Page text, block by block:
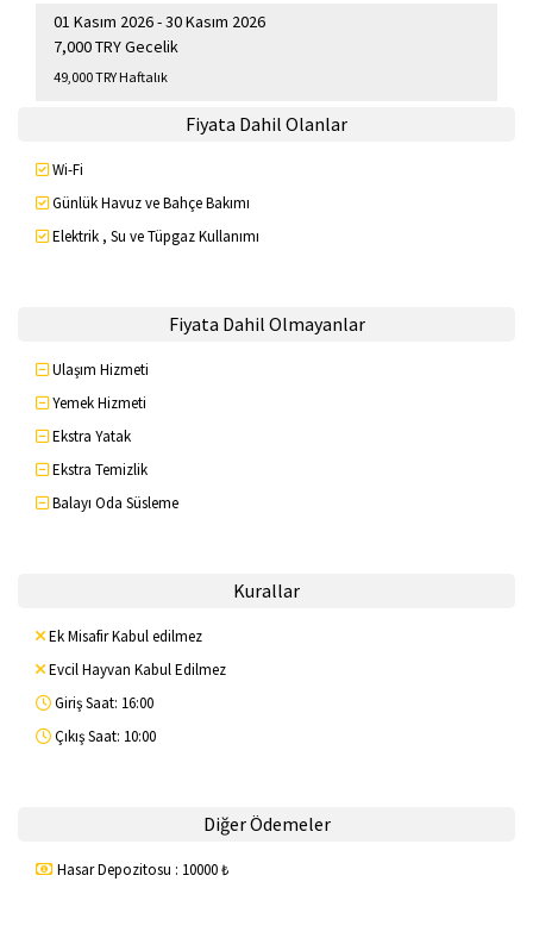
01 Kasım 2026 - 30 Kasım 2026
7,000 TRY Gecelik
49,000 TRY Haftalık
Fiyata Dahil Olanlar
Wi-Fi
Günlük Havuz ve Bahçe Bakımı
Elektrik , Su ve Tüpgaz Kullanımı
Fiyata Dahil Olmayanlar
Ulaşım Hizmeti
Yemek Hizmeti
Ekstra Yatak
Ekstra Temizlik
Balayı Oda Süsleme
Kurallar
Ek Misafir Kabul edilmez
Evcil Hayvan Kabul Edilmez
Giriş Saat: 16:00
Çıkış Saat: 10:00
Diğer Ödemeler
Hasar Depozitosu : 10000 ₺